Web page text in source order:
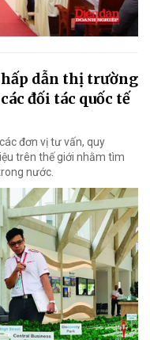
dẫn thị trường
đối tác quốc tế
đơn vị tư vấn, quy
trên thế giới nhằm tìm
nước.